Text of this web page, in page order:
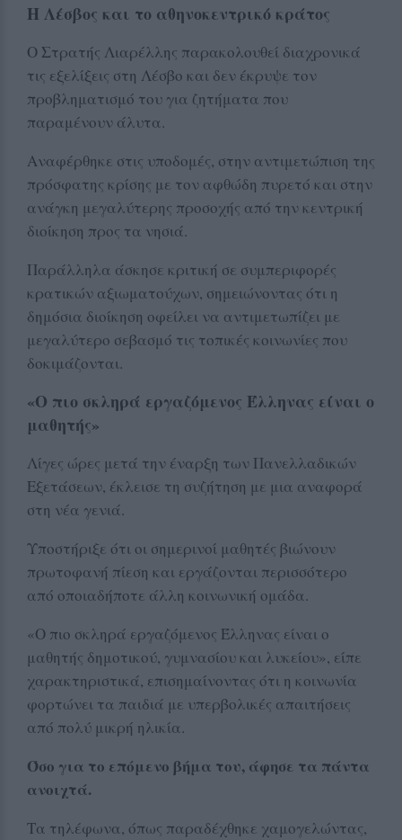
Η Λέσβος και το αθηνοκεντρικό κράτος
Ο Στρατής Λιαρέλλης παρακολουθεί διαχρονικά
τις εξελίξεις στη Λέσβο και δεν έκρυψε τον
προβληματισμό του για ζητήματα που
παραμένουν άλυτα.
Αναφέρθηκε στις υποδομές, στην αντιμετώπιση της
πρόσφατης κρίσης με τον αφθώδη πυρετό και στην
ανάγκη μεγαλύτερης προσοχής από την κεντρική
διοίκηση προς τα νησιά.
Παράλληλα άσκησε κριτική σε συμπεριφορές
κρατικών αξιωματούχων, σημειώνοντας ότι η
δημόσια διοίκηση οφείλει να αντιμετωπίζει με
μεγαλύτερο σεβασμό τις τοπικές κοινωνίες που
δοκιμάζονται.
«Ο πιο σκληρά εργαζόμενος Έλληνας είναι ο
μαθητής»
Λίγες ώρες μετά την έναρξη των Πανελλαδικών
Εξετάσεων, έκλεισε τη συζήτηση με μια αναφορά
στη νέα γενιά.
Υποστήριξε ότι οι σημερινοί μαθητές βιώνουν
πρωτοφανή πίεση και εργάζονται περισσότερο
από οποιαδήποτε άλλη κοινωνική ομάδα.
«Ο πιο σκληρά εργαζόμενος Έλληνας είναι ο
μαθητής δημοτικού, γυμνασίου και λυκείου», είπε
χαρακτηριστικά, επισημαίνοντας ότι η κοινωνία
φορτώνει τα παιδιά με υπερβολικές απαιτήσεις
από πολύ μικρή ηλικία.
Όσο για το επόμενο βήμα του, άφησε τα πάντα
ανοιχτά.
Τα τηλέφωνα, όπως παραδέχθηκε χαμογελώντας,